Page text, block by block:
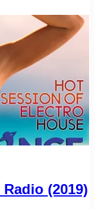
(2019)